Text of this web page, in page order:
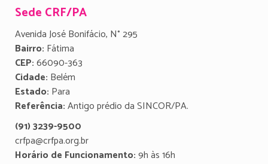
Sede CRF/PA
Avenida José Bonifácio, N° 295
Bairro: Fátima
CEP:66090-363
Cidade: Belém
Estado: Para
Referência:Antigo prédio da SINCOR/PA.
(91) 3239-9500
crfpa@crfpa.org.br
Horário de Funcionamento:9h às 16h